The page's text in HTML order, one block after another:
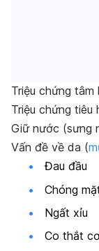
Triệu chứng
Triệu chứng tiêu
Giữ nước (sưng
Vấn đề về da (
Đau đầu
Chóng
Ngất xỉu
Co thắt